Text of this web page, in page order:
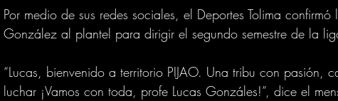
Por medio de sus redes sociales, el Deportes Tolima
González al plantel para dirigir el segundo semestre de la
“Lucas, bienvenido a territorio PIJAO. Una tribu con pasión,
luchar ¡Vamos con toda, profe Lucas Gonzáles!”, dice el